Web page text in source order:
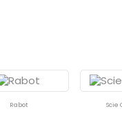
Rabot Scie